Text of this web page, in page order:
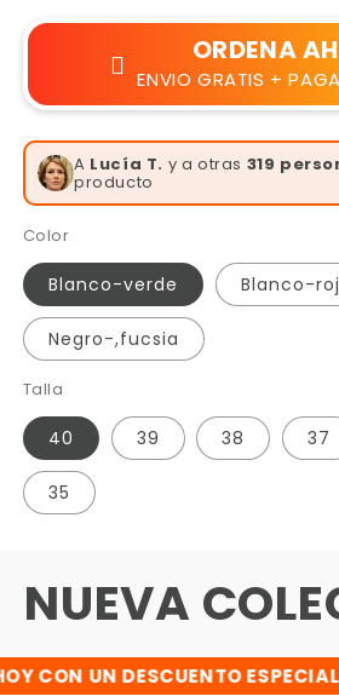
ORDENA
ENVIO GRATIS + PAGA
A Mateo R.y a otras319
producto
Color
Blanco-verde Blanco-
Negro-,fucsia
Talla
40 39 38 37
35
NUEVA
CON UN DESCUENTO ESPECIAL